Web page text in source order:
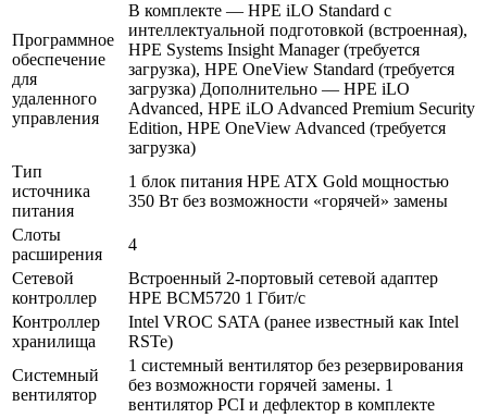
Программное
обеспечение
для
удаленного
управления
В комплекте — HPE iLO Standard с
интеллектуальной подготовкой (встроенная),
HPE Systems Insight Manager (требуется
загрузка), HPE OneView Standard (требуется
загрузка) Дополнительно — HPE iLO
Advanced, HPE iLO Advanced Premium Security
Edition, HPE OneView Advanced (требуется
загрузка)
Тип
источника
питания
1 блок питания HPE ATX Gold мощностью
350 Вт без возможности «горячей» замены
Слоты
расширения
4
Сетевой
контроллер
Встроенный 2-портовый сетевой адаптер
HPE BCM5720 1 Гбит/с
Контроллер
хранилища
Intel VROC SATA (ранее известный как Intel
RSTe)
Системный
вентилятор
1 системный вентилятор без резервирования
без возможности горячей замены. 1
вентилятор PCI и дефлектор в комплекте